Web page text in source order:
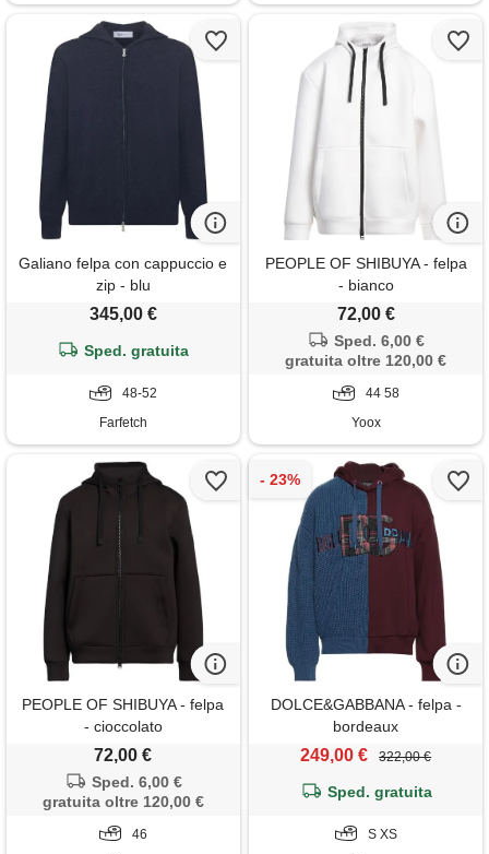
Galiano felpa con cappuccio e
zip - blu
345,00 €
Sped. gratuita
48-52
Farfetch
PEOPLE OF SHIBUYA - felpa
- bianco
72,00 €
Sped. 6,00 €
gratuita oltre 120,00 €
44 58
Yoox
PEOPLE OF SHIBUYA - felpa
- cioccolato
72,00 €
Sped. 6,00 €
gratuita oltre 120,00 €
46
DOLCE&GABBANA - felpa -
bordeaux
249,00 € 322,00 €
Sped. gratuita
S XS